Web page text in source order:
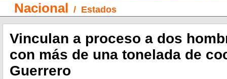
Nacional / Estados
Vinculan a proceso a dos
con más de una tonelada de
Guerrero